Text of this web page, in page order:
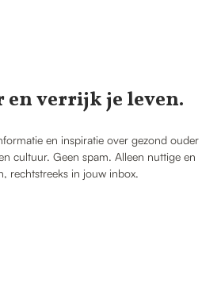
en verrijk je leven.
en inspiratie over gezond ouder
cultuur. Geen spam. Alleen nuttige en
rechtstreeks in jouw inbox.